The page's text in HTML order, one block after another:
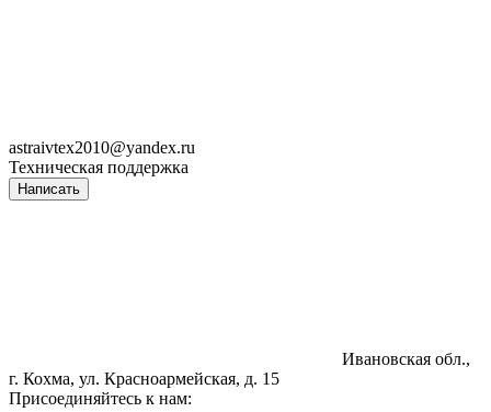
astraivtex2010@yandex.ru
Техническая поддержка
Написать
Ивановская обл.,
г. Кохма, ул. Красноармейская, д. 15
Присоединяйтесь к нам: